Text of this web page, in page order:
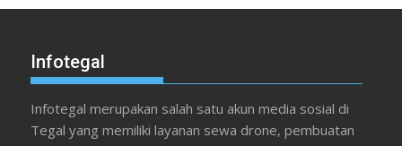
Infotegal
Infotegal merupakan salah satu akun media sosial di
Tegal yang memiliki layanan sewa drone, pembuatan